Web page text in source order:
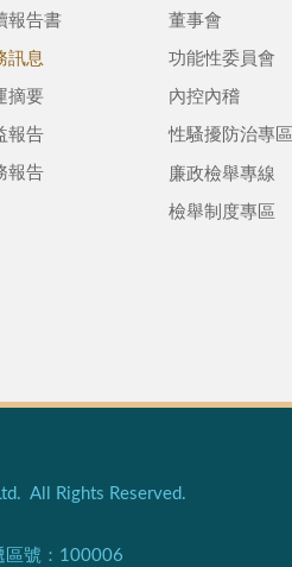
報告書
訊息
摘要
報告
報告
董事會
功能性委員會
內控內稽
性騷擾防治專區
廉政檢舉專線
檢舉制度專區
All Rights Reserved.
號：100006